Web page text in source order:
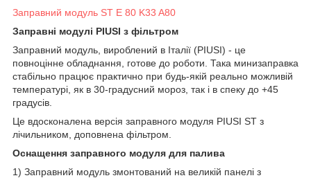
Заправний модуль ST E 80 K33 A80
Заправні модулі PIUSI з фільтром
Заправний модуль, вироблений в Італії (PIUSI) - це
повноцінне обладнання, готове до роботи. Така минизаправка
стабільно працює практично при будь-якій реально можливій
температурі, як в 30-градусний мороз, так і в спеку до +45
градусів.
Це вдосконалена версія заправного модуля PIUSI ST з
лічильником, доповнена фільтром.
Оснащення заправного модуля для палива
1) Заправний модуль змонтований на великій панелі з